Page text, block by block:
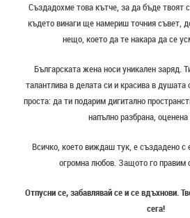
Създадохме това кътче, за да бъде твоят
където винаги ще намериш точния съвет,
нещо, което да те накара да се
Българската жена носи уникален заряд.
талантлива в делата си и красива в
проста: да ти подарим дигитално
напълно разбрана,
Всичко, което виждаш тук, е създадено с
огромна любов. Защото го правим
Отпусни се, забавлявай се и се вдъхнови.
сега!